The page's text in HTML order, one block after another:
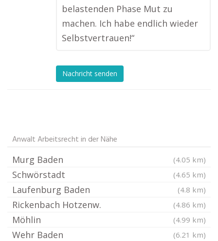
belastenden Phase Mut zu
machen. Ich habe endlich wieder
Selbstvertrauen!“
Nachricht senden
Anwalt Arbeitsrecht in der Nähe
Murg Baden (4.05 km)
Schwörstadt (4.65 km)
Laufenburg Baden (4.8 km)
Rickenbach Hotzenw. (4.86 km)
Möhlin (4.99 km)
Wehr Baden (6.21 km)